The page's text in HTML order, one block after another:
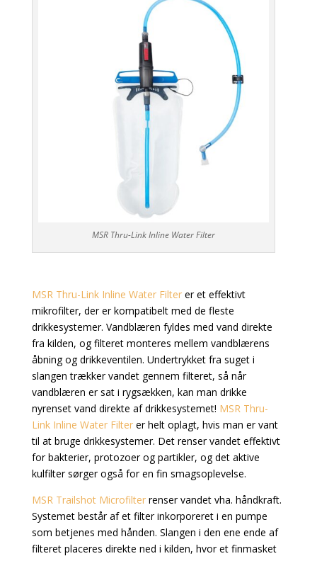
MSR Thru-Link Inline Water Filter
MSR Thru-Link Inline Water Filter er et effektivt
mikrofilter, der er kompatibelt med de fleste
drikkesystemer. Vandblæren fyldes med vand direkte
fra kilden, og filteret monteres mellem vandblærens
åbning og drikkeventilen. Undertrykket fra suget i
slangen trækker vandet gennem filteret, så når
vandblæren er sat i rygsækken, kan man drikke
nyrenset vand direkte af drikkesystemet! MSR Thru-
Link Inline Water Filter er helt oplagt, hvis man er vant
til at bruge drikkesystemer. Det renser vandet effektivt
for bakterier, protozoer og partikler, og det aktive
kulfilter sørger også for en fin smagsoplevelse.
MSR Trailshot Microfilter renser vandet vha. håndkraft.
Systemet består af et filter inkorporeret i en pumpe
som betjenes med hånden. Slangen i den ene ende af
filteret placeres direkte ned i kilden, hvor et finmasket